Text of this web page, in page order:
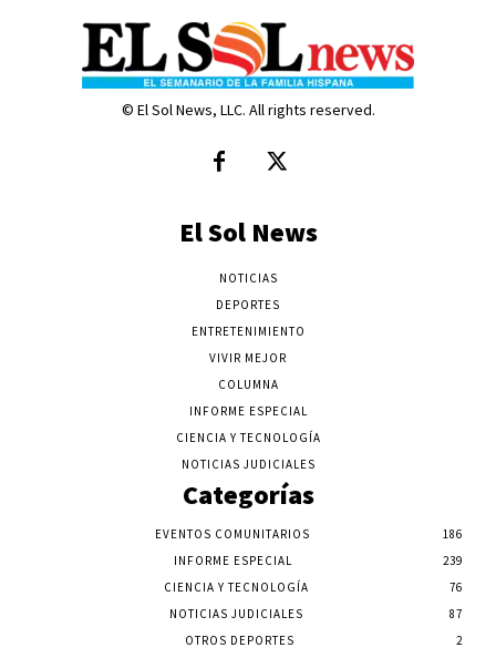
© El Sol News, LLC. All rights reserved.
El Sol News
NOTICIAS
DEPORTES
ENTRETENIMIENTO
VIVIR MEJOR
COLUMNA
INFORME ESPECIAL
CIENCIA Y TECNOLOGÍA
NOTICIAS JUDICIALES
Categorías
EVENTOS COMUNITARIOS
186
INFORME ESPECIAL
239
CIENCIA Y TECNOLOGÍA
76
NOTICIAS JUDICIALES
87
OTROS DEPORTES
2